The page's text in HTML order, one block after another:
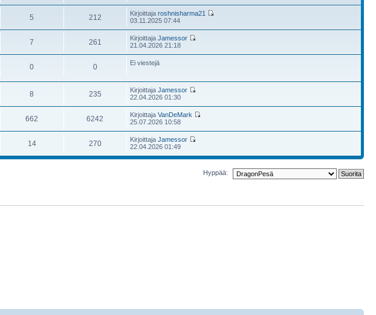
5 212 Kirjoittajaroshnisharma21
03.11.2025 07:44
7 261 KirjoittajaJamessor
21.04.2026 21:18
0 0 Ei viestejä
8 235 KirjoittajaJamessor
22.04.2026 01:30
662 6242 KirjoittajaVanDeMark
25.07.2026 10:58
14 270 KirjoittajaJamessor
22.04.2026 01:49
Hyppää: